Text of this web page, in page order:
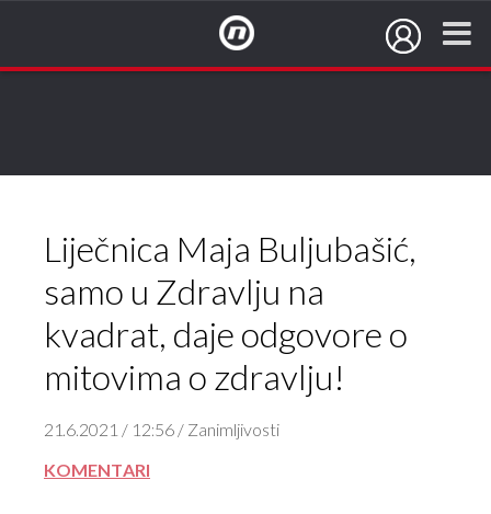
Liječnica Maja Buljubašić,
samo u Zdravlju na
kvadrat, daje odgovore o
mitovima o zdravlju!
21.6.2021 / 12:56 / Zanimljivosti
KOMENTARI